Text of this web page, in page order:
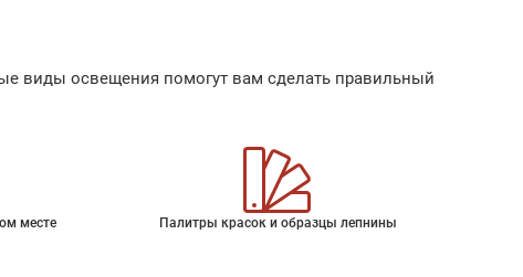
виды освещения помогут вам сделать правильный
месте Палитры красок и образцы лепнины